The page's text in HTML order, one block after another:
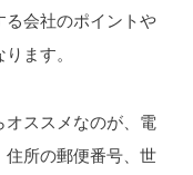
会社のポイントや
ます。
ススメなのが、電
所の郵便番号、世